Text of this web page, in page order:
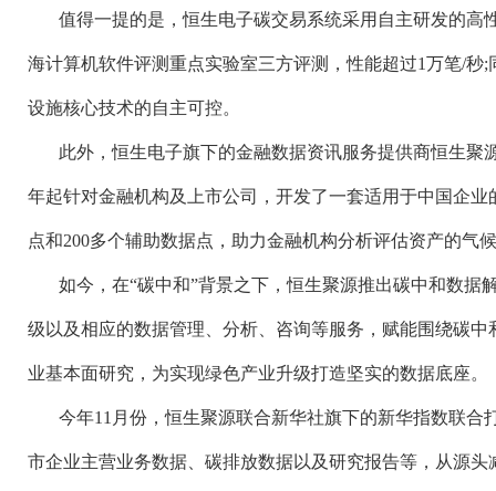
值得一提的是，恒生电子碳交易系统采用自主研发的高
海计算机软件评测重点实验室三方评测，性能超过1万笔/秒;
设施核心技术的自主可控。
此外，恒生电子旗下的金融数据资讯服务提供商恒生聚
年起针对金融机构及上市公司，开发了一套适用于中国企业
点和200多个辅助数据点，助力金融机构分析评估资产的气
如今，在“碳中和”背景之下，恒生聚源推出碳中和数据
级以及相应的数据管理、分析、咨询等服务，赋能围绕碳
业基本面研究，为实现绿色产业升级打造坚实的数据底座。
今年11 月份，恒生聚源联合新华社旗下的新华指数联合
市企业主营业务数据、碳排放数据以及研究报告等，从源